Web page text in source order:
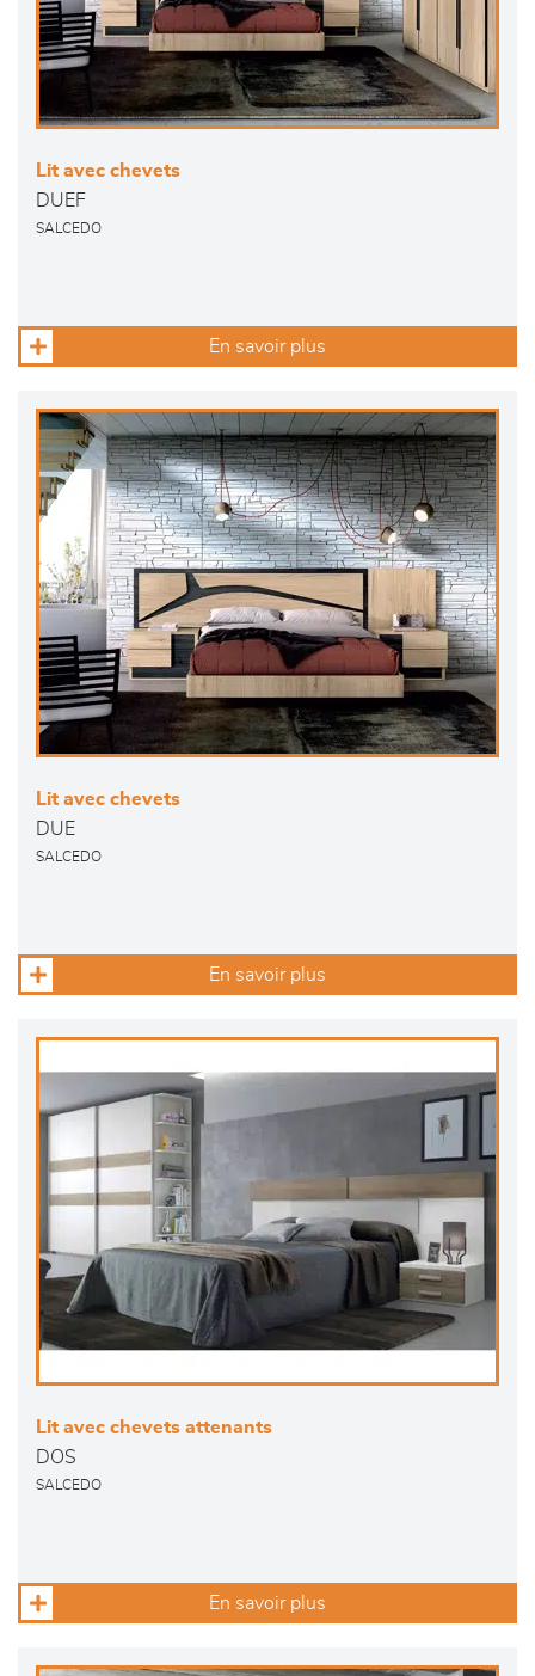
Lit avec chevets
DUEF
SALCEDO
En savoir plus
Lit avec chevets
DUE
SALCEDO
En savoir plus
Lit avec chevets attenants
DOS
SALCEDO
En savoir plus